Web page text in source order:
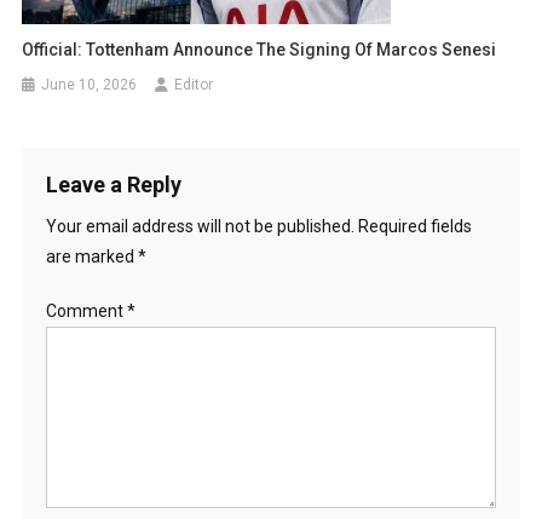
Official: Tottenham Announce The Signing Of Marcos Senesi
June 10, 2026 Editor
Leave a Reply
Your email address will not be published.
Required fields
are marked *
Comment*